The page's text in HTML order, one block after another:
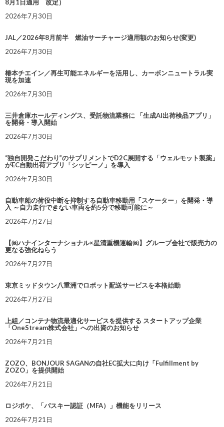
8月1日適用 改定）
2026年7月30日
JAL／2026年8月前半 燃油サーチャージ適用額のお知らせ(変更)
2026年7月30日
椿本チエイン／再生可能エネルギーを活用し、カーボンニュートラル実
現を加速
2026年7月30日
三井倉庫ホールディングス、受託物流業務に 「生成AI出荷検品アプリ」
を開発・導入開始
2026年7月30日
“独自開発こだわり”のサプリメントでD2C展開する「ウェルモット製薬」
がEC自動出荷アプリ「シッピーノ」を導入
2026年7月30日
自動車船の荷役中断を抑制する自動車移動用「スケーター」を開発・導
入 ～自力走行できない車両を約5分で移動可能に～
2026年7月27日
【㈱ハナインターナショナル×星清重機運輸㈱】グループ会社で販売力の
更なる強化ねらう
2026年7月27日
東京ミッドタウン八重洲でロボット配送サービスを本格始動
2026年7月27日
上組／コンテナ物流最適化サービスを提供する スタートアップ企業
「OneStream株式会社」への出資のお知らせ
2026年7月21日
ZOZO、BONJOUR SAGANの自社EC拡大に向け「Fulfillment by
ZOZO」を提供開始
2026年7月21日
ロジポケ、「パスキー認証（MFA）」機能をリリース
2026年7月21日